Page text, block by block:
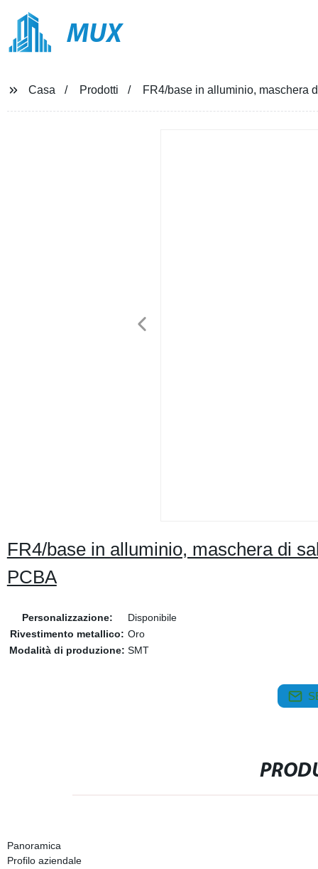
MUX
Casa Prodotti FR4/base in alluminio, maschera
FR4/base in alluminio, maschera di
PCBA
Personalizzazione:
Disponibile
Rivestimento metallico: Oro
Modalità di produzione: SMT
Panoramica
Profilo aziendale